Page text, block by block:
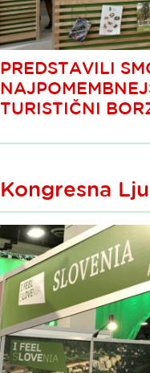
PREDSTAVILI
TURISTIČNI
Kongresna